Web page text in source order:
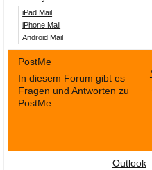
iPad Mail
iPhone Mail
Android Mail
PostMe
In diesem Forum gibt es
Fragen und Antworten zu
PostMe.
Outlook